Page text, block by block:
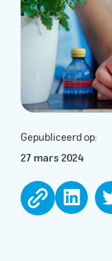
Gepubliceerd op:
27 mars 2024